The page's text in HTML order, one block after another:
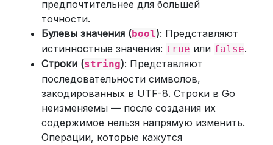
предпочтительнее для большей
точности.
Булевы значения (bool): Представляют
истинностные значения: true или false.
Строки (string): Представляют
последовательности символов,
закодированных в UTF-8. Строки в Go
неизменяемы — после создания их
содержимое нельзя напрямую изменить.
Операции, которые кажутся